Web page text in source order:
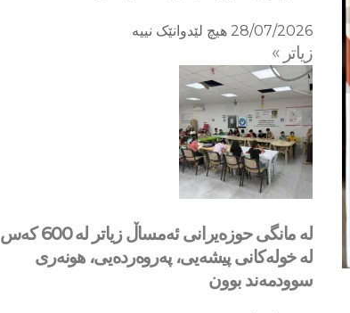
28/07/2026 هیچ لێدوانێک نییە
زیاتر »
لە مانگی حوزەیرانی ئەمساڵ زیاتر له‌ 600 كه‌س
له‌ خولەكانی پیشەیی، پەروەردەیی، هونەری
سوودمه‌ند بوون